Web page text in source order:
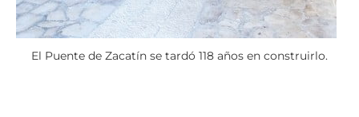
El Puente de Zacatín se tardó 118 años en construirlo.